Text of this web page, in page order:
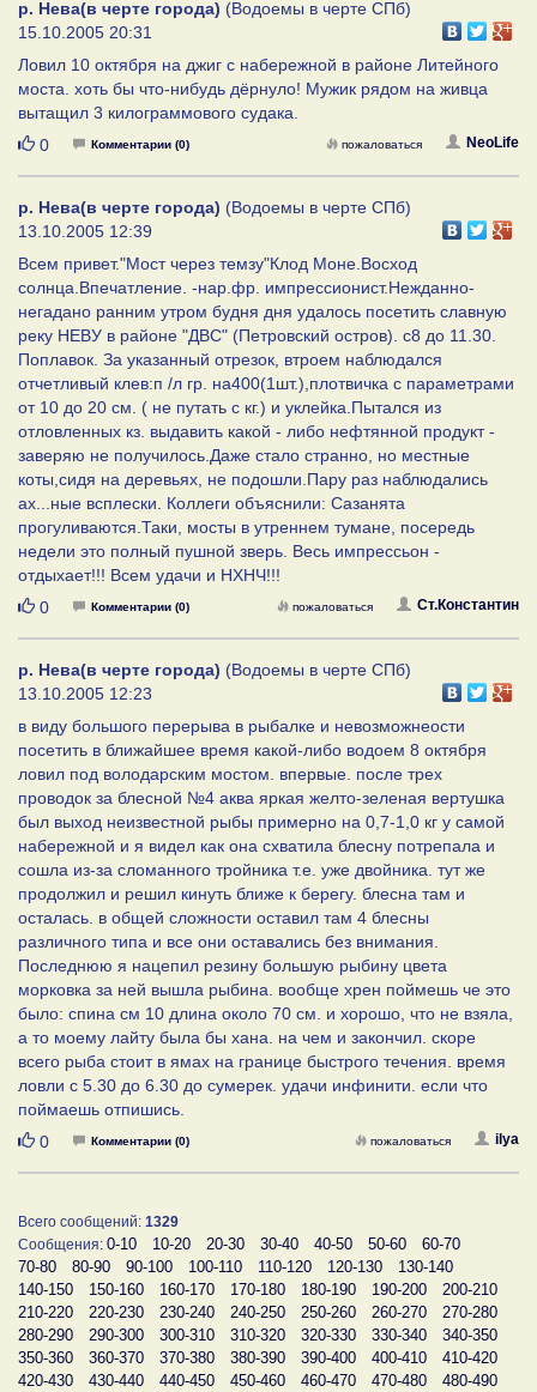
р. Нева(в черте города) (Водоемы в черте СПб)
15.10.2005 20:31
Ловил 10 октября на джиг с набережной в районе Литейного
моста. хоть бы что-нибудь дёрнуло! Мужик рядом на живца
вытащил 3 килограммового судака.
Нравится
0 Комментарии (0) NeoLife
пожаловаться
р. Нева(в черте города) (Водоемы в черте СПб)
13.10.2005 12:39
Всем привет."Мост через темзу"Клод Моне.Восход
солнца.Впечатление. -нар.фр. импрессионист.Нежданно-
негадано ранним утром будня дня удалось посетить славную
реку НЕВУ в районе "ДВС" (Петровский остров). с8 до 11.30.
Поплавок. За указанный отрезок, втроем наблюдался
отчетливый клев:п /л гр. на400(1шт.),плотвичка с параметрами
от 10 до 20 см. ( не путать с кг.) и уклейка.Пытался из
отловленных кз. выдавить какой - либо нефтянной продукт -
заверяю не получилось.Даже стало странно, но местные
коты,сидя на деревьях, не подошли.Пару раз наблюдались
ах...ные всплески. Коллеги объяснили: Сазанята
прогуливаются.Таки, мосты в утреннем тумане, посередь
недели это полный пушной зверь. Весь импрессьон -
отдыхает!!! Всем удачи и НХНЧ!!!
Нравится
0 Комментарии (0) Ст.Константин
пожаловаться
р. Нева(в черте города) (Водоемы в черте СПб)
13.10.2005 12:23
в виду большого перерыва в рыбалке и невозможнеости
посетить в ближайшее время какой-либо водоем 8 октября
ловил под володарским мостом. впервые. после трех
проводок за блесной №4 аква яркая желто-зеленая вертушка
был выход неизвестной рыбы примерно на 0,7-1,0 кг у самой
набережной и я видел как она схватила блесну потрепала и
сошла из-за сломанного тройника т.е. уже двойника. тут же
продолжил и решил кинуть ближе к берегу. блесна там и
осталась. в общей сложности оставил там 4 блесны
различного типа и все они оставались без внимания.
Последнюю я нацепил резину большую рыбину цвета
морковка за ней вышла рыбина. вообще хрен поймешь че это
было: спина см 10 длина около 70 см. и хорошо, что не взяла,
а то моему лайту была бы хана. на чем и закончил. скоре
всего рыба стоит в ямах на границе быстрого течения. время
ловли с 5.30 до 6.30 до сумерек. удачи инфинити. если что
поймаешь отпишись.
Нравится
0 Комментарии (0) ilya
пожаловаться
Всего сообщений: 1329
Сообщения: 0-10 10-20 20-30 30-40 40-50 50-60
60-70
70-80
80-90 90-100 100-110 110-120 120-130
130-140
140-150
150-160 160-170 170-180 180-190 190-200
200-210
210-220
220-230 230-240 240-250 250-260 260-270
270-280
280-290
290-300 300-310 310-320 320-330 330-340
340-350
350-360
360-370 370-380 380-390 390-400 400-410
410-420
420-430
430-440 440-450 450-460 460-470 470-480
480-490